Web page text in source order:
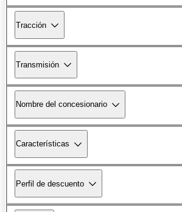
Tracción
Transmisión
Nombre del concesionario
Características
Perfil de descuento